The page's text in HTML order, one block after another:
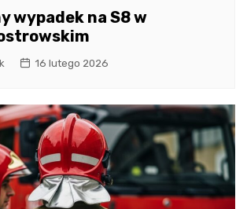
wypadek na S8 w
16 lutego 2026